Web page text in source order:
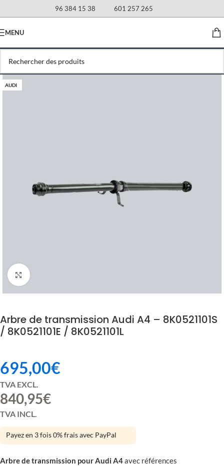
96 384 15 38 601 257 265
MENU
AUDI
Click to enlarge
Arbre de transmission Audi A4 – 8K0521101S
/ 8K0521101E / 8K0521101L
695,00€
TVA EXCL.
840,95€
TVA INCL.
Payez en 3 fois 0% frais avec PayPal
Arbre de transmission pour Audi A4avec références